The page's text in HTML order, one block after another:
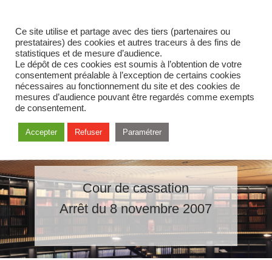
Cour de cassation
Arrêt du 8 novembre 2007
Ce site utilise et partage avec des tiers (partenaires ou
prestataires) des cookies et autres traceurs à des fins de
statistiques et de mesure d’audience.
Le dépôt de ces cookies est soumis à l’obtention de votre
consentement préalable à l’exception de certains cookies
nécessaires au fonctionnement du site et des cookies de
mesures d’audience pouvant être regardés comme exempts
de consentement.
Accepter Refuser Paramétrer